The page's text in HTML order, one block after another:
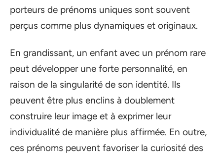
porteurs de prénoms uniques sont souvent
perçus comme plus dynamiques et originaux.
En grandissant, un enfant avec un prénom rare
peut développer une forte personnalité, en
raison de la singularité de son identité. Ils
peuvent être plus enclins à doublement
construire leur image et à exprimer leur
individualité de manière plus affirmée. En outre,
ces prénoms peuvent favoriser la curiosité des